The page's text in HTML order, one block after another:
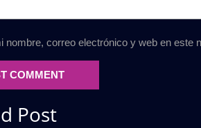
nombre, correo electrónico y web en este
Post